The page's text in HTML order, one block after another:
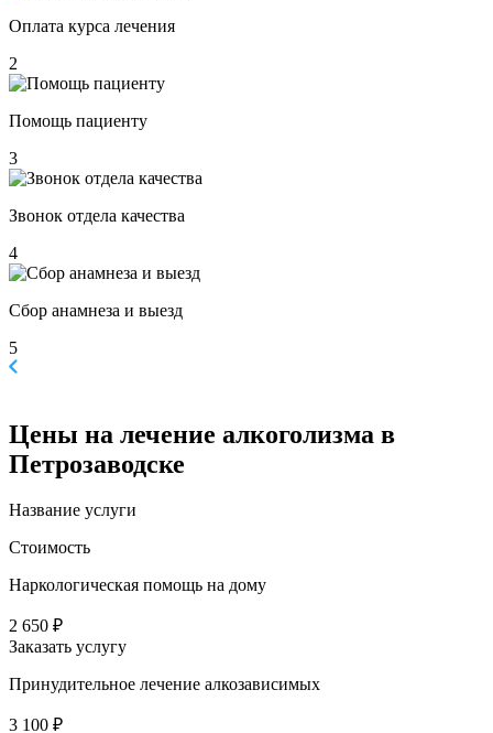
Оплата курса лечения
2
Помощь пациенту
3
Звонок отдела качества
4
Сбор анамнеза и выезд
5
Цены на лечение алкоголизма в
Петрозаводске
Название услуги
Стоимость
Наркологическая помощь на дому
2 650 ₽
Заказать услугу
Принудительное лечение алкозависимых
3 100 ₽